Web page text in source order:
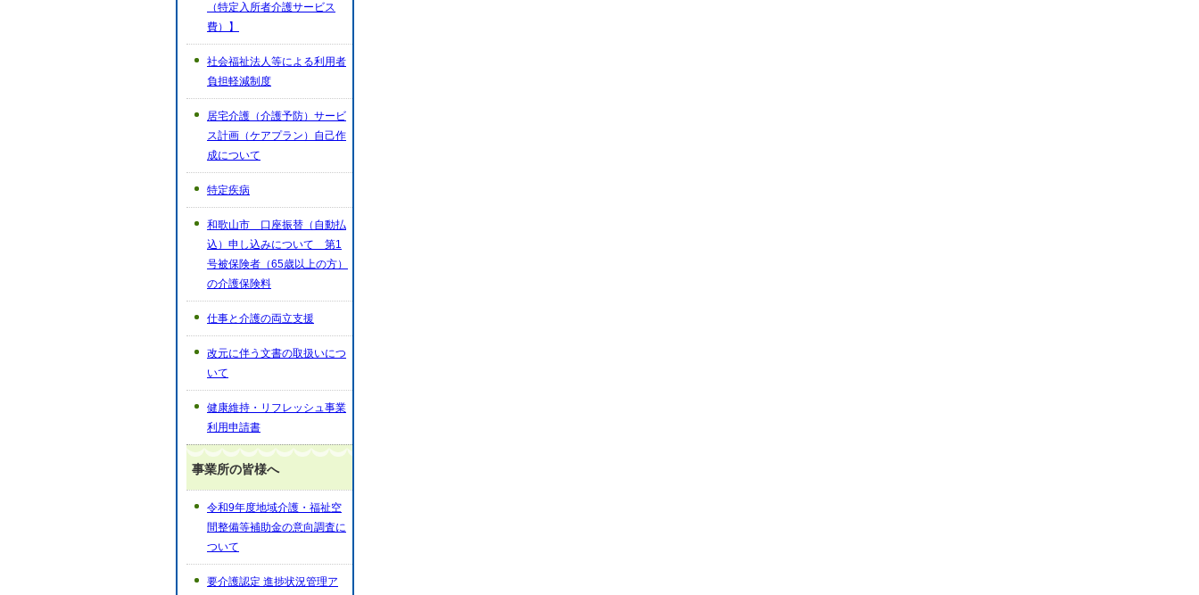
（特定入所者介護サービス
費）】
社会福祉法人等による利用者
負担軽減制度
居宅介護（介護予防）サービ
ス計画（ケアプラン）自己作
成について
特定疾病
和歌山市 口座振替（自動払
込）申し込みについて 第1
号被保険者（65歳以上の方）
の介護保険料
仕事と介護の両立支援
改元に伴う文書の取扱いにつ
いて
健康維持・リフレッシュ事業
利用申請書
事業所の皆様へ
令和9年度地域介護・福祉空
間整備等補助金の意向調査に
ついて
要介護認定 進捗状況管理ア